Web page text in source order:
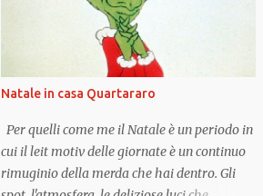
Natale in casa Quartararo
Per quelli come me il Natale è un periodo in
cui il leit motiv delle giornate è un continuo
rimuginio della merda che hai dentro. Gli